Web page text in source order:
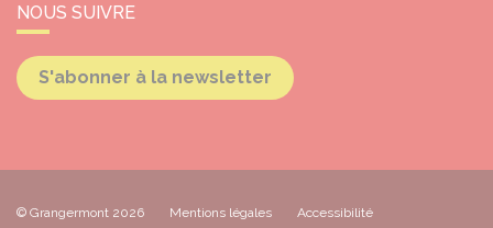
NOUS SUIVRE
S'abonner à la newsletter
© Grangermont 2026 Mentions légales Accessibilité